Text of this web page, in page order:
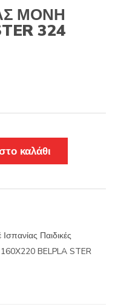
ΜΟΝΗ
324
καλάθι
Παιδικές
BELPLA STER